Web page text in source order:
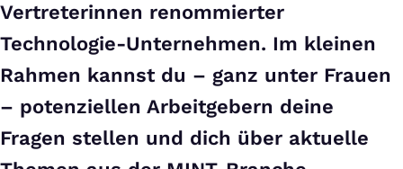
Vertreterinnen renommierter
Technologie-Unternehmen. Im kleinen
Rahmen kannst du – ganz unter Frauen
– potenziellen Arbeitgebern deine
Fragen stellen und dich über aktuelle